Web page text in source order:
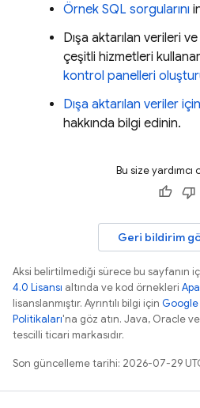
Örnek SQL sorgularını
Dışa aktarılan verileri ve
çeşitli hizmetleri
kontrol panelleri
Dışa aktarılan veriler
hakkında bilgi edinin.
Bu size yardımcı
Geri bildirim
Aksi belirtilmediği sürece bu sayfanın
4.0 Lisansı altında ve kod örnekleri
lisanslanmıştır. Ayrıntılı bilgi için Google
Politikaları'na göz atın. Java, Oracle
tescilli ticari markasıdır.
Son güncelleme tarihi: 2026-07-29